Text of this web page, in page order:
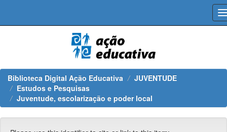
Biblioteca Digital Ação Educativa
JUVENTUDE
Estudos e Pesquisas
Juventude, escolarização e poder local